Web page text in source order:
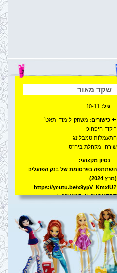
שקד מאור
גיל: 10-11
כישורים: משחק-לימודי תאט´
ריקוד-היפהופ
התעמלות טמבלינג
שירה- מקהלת ביה"ס
נסיון מקצועי:
השתתפה בפרסומת של בנק הפועלים
(מרץ 2024)
https://youtu.be/x9ypV_KmxlU?
si=62kW17nNt3HOKEDT